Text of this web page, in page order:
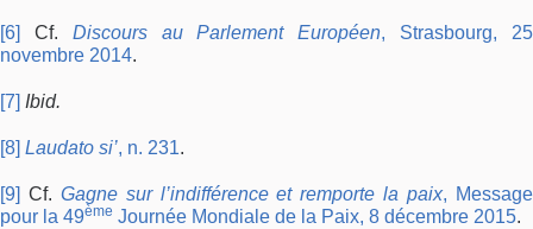
[6] Cf. Discours au Parlement Européen, Strasbourg, 25
novembre 2014.
[7] Ibid.
[8] Laudato si’, n. 231.
[9] Cf. Gagne sur l’indifférence et remporte la paix, Message
pour la 49ème Journée Mondiale de la Paix, 8 décembre 2015.